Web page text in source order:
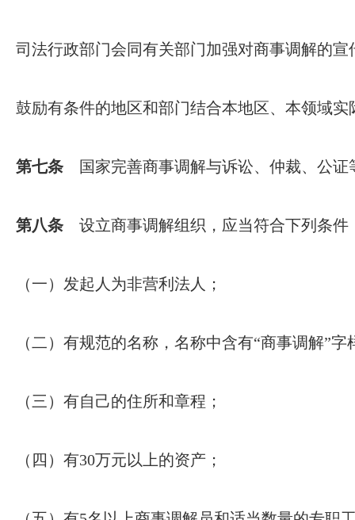
司法行政部门会同有关部门加强对商事调解的
鼓励有条件的地区和部门结合本地区、本领域
第七条 国家完善商事调解与诉讼、仲裁、公证
第八条 设立商事调解组织，应当符合下列条件
（一）发起人为非营利法人；
（二）有规范的名称，名称中含有“商事调解”字
（三）有自己的住所和章程；
（四）有30万元以上的资产；